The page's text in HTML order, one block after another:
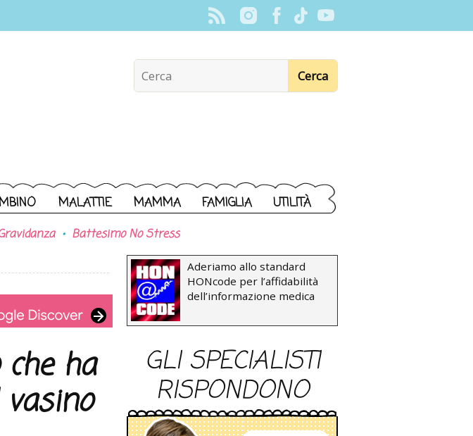
MALATTIE MAMMA FAMIGLIA UTILITÀ
Battesimo No Stress
ha
Aderiamo allo standard
HONcode per l’affidabilità
dell’informazione medica
GLI SPECIALISTI
RISPONDONO